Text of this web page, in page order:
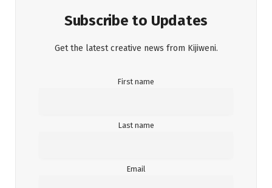
Subscribe to Updates
Get the latest creative news from Kijiweni.
First name
Last name
Email